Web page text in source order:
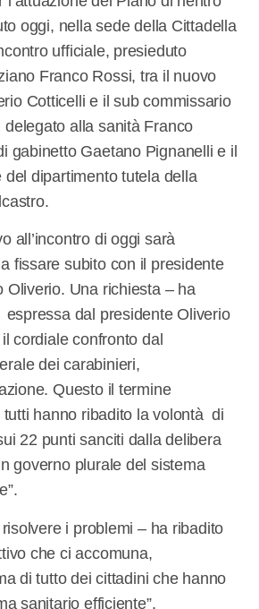
oggi, nella sede della Cittadella
ufficiale, presieduto
Franco Rossi, tra il nuovo
Cotticelli e il sub commissario
alla sanità Franco
gabinetto Gaetano Pignanelli e il
dipartimento tutela della
all’incontro di oggi sarà
fissare subito con il presidente
Oliverio. Una richiesta – ha
dal presidente Oliverio
cordiale confronto dal
dei carabinieri,
Questo il termine
hanno ribadito la volontà di
22 punti sanciti dalla delibera
governo plurale del sistema
i problemi – ha ribadito
che ci accomuna,
di tutto dei cittadini che hanno
sanitario efficiente”.